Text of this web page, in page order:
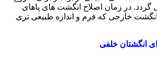
گردد. در زمان اصلاح انگشت های پاهای
خارجی که فرم و اندازه طبیعی تری
انگشتان خلفی